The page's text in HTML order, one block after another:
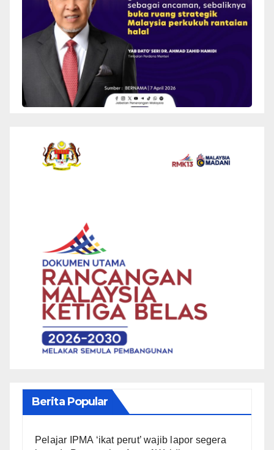
Berita Popular
Pelajar IPMA ‘ikat perut’ wajib lapor segera